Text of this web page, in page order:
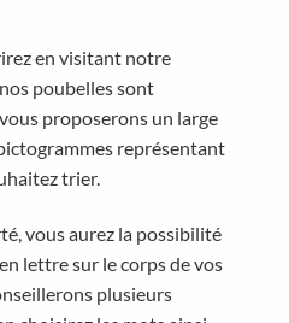
en visitant notre
poubelles sont
proposerons un large
représentant
trier.
vous aurez la possibilité
lettre sur le corps de vos
plusieurs